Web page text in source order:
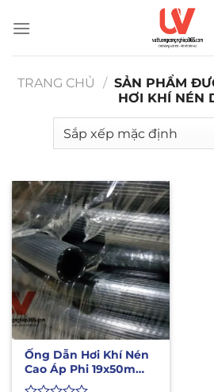
qua
TRANG CHỦ
/ SẢN PHẨM
HƠI KHÍ NÉN
Ống Dẫn Hơi Khí Nén
Cao Áp Phi 19x50m
Nhập Khẩu Hàn Quốc